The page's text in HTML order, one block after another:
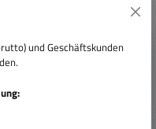
Preis:und Geschäftskunden